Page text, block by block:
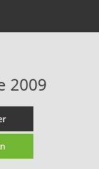
2009